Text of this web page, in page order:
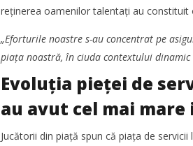
reținerea oamenilor talentați au constituit
„Eforturile noastre s-au concentrat pe
piața noastră, în ciuda contextului dinamic
Evoluția pieței de
au avut cel mai mare
Jucătorii din piață spun că piața de